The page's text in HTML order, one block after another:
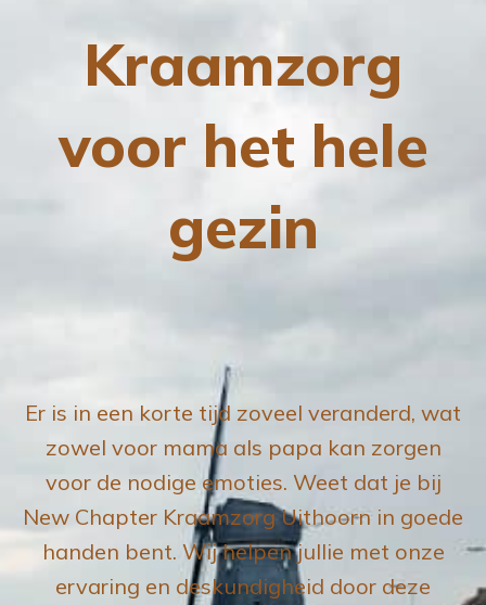
Kraamzorg
voor het hele
gezin
Er is in een korte tijd zoveel veranderd, wat
zowel voor mama als papa kan zorgen
voor de nodige emoties. Weet dat je bij
New Chapter Kraamzorg Uithoorn in goede
handen bent. Wij helpen jullie met onze
ervaring en deskundigheid door deze